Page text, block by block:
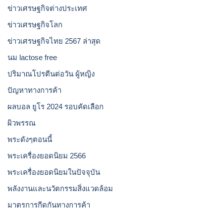
ข่าวเศรษฐกิจต่างประเทศ
ข่าวเศรษฐกิจโลก
ข่าวเศรษฐกิจไทย 2567 ล่าสุด
นม lactose free
ปริมาณโปรตีนต่อวัน ผู้หญิง
ปัญหาทางการค้า
ผลบอล ยูโร 2024 รอบคัดเลือก
ผิวพรรณ
พระดังๆตอนนี้
พระเครื่องยอดนิยม 2566
พระเครื่องยอดนิยมในปัจจุบัน
พลังงานและนวัตกรรมสิ่งแวดล้อม
มาตรการกีดกันทางการค้า